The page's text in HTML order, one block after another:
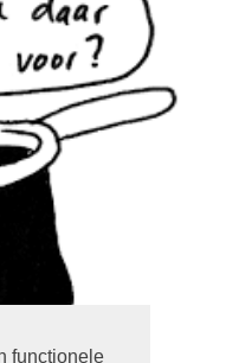
functionele